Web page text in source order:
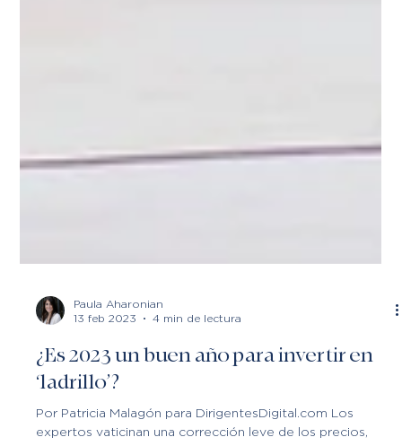
13 feb 2023
4 min de lectura
¿Es 2023 un buen año para invertir en
‘ladrillo’?